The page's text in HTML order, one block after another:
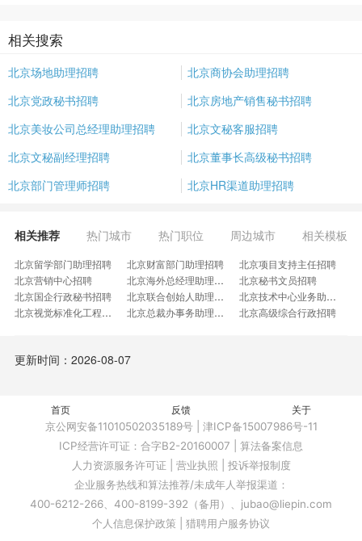
相关搜索
北京场地助理招聘
北京商协会助理招聘
北京党政秘书招聘
北京房地产销售秘书招聘
北京美妆公司总经理助理招聘
北京文秘客服招聘
北京文秘副经理招聘
北京董事长高级秘书招聘
北京部门管理师招聘
北京HR渠道助理招聘
相关推荐 热门城市 热门职位 周边城市 相关模板
北京留学部门助理招聘 北京财富部门助理招聘
北京项目支持主任招聘
北京营销中心招聘
北京海外总经理助理兼行政专员招聘
北京秘书文员招聘
北京国企行政秘书招聘
北京联合创始人助理招聘
北京技术中心业务助理招聘
北京视觉标准化工程师招聘
北京总裁办事务助理招聘
北京高级综合行政招聘
北京办公室支持招聘
北京门店行政秘书招聘
北京投资董事秘书招聘
北京公文信息专员招聘
更新时间：2026-08-07
首页 反馈 关于